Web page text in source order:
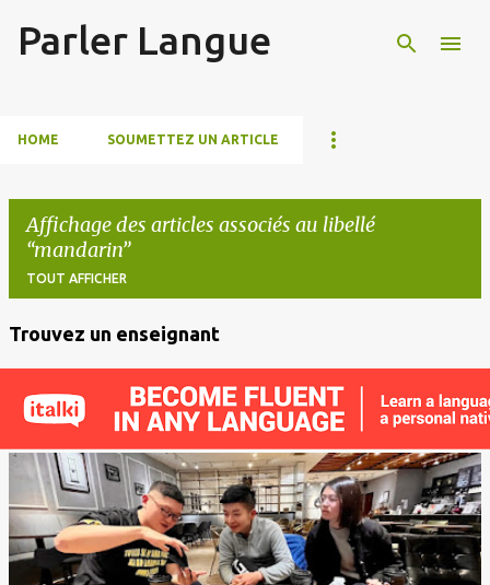
Parler Langue
HOME SOUMETTEZ UN ARTICLE
Affichage des articles associés au libellé
mandarin
TOUT AFFICHER
i
e
s
Trouvez un enseignant